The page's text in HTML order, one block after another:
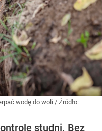
wodę do woli / Źródło:
studni. Bez